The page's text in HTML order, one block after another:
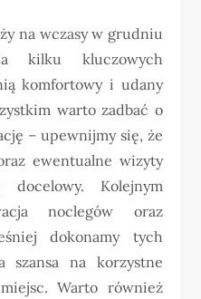
na wczasy w grudniu
kilku kluczowych
komfortowy i udany
warto zadbać o
– upewnijmy się, że
ewentualne wizyty
Kolejnym
noclegów oraz
dokonamy tych
szansa na korzystne
Warto również